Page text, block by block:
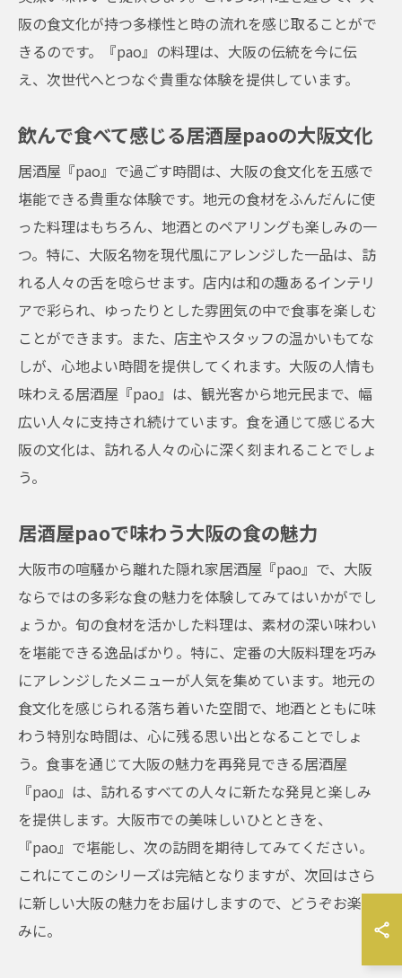
阪の食文化が持つ多様性と時の流れを感じ取ることがで
きるのです。『pao』の料理は、大阪の伝統を今に伝
え、次世代へとつなぐ貴重な体験を提供しています。
飲んで食べて感じる居酒屋paoの大阪文化
居酒屋『pao』で過ごす時間は、大阪の食文化を五感で
堪能できる貴重な体験です。地元の食材をふんだんに使
った料理はもちろん、地酒とのペアリングも楽しみの一
つ。特に、大阪名物を現代風にアレンジした一品は、訪
れる人々の舌を唸らせます。店内は和の趣あるインテリ
アで彩られ、ゆったりとした雰囲気の中で食事を楽しむ
ことができます。また、店主やスタッフの温かいもてな
しが、心地よい時間を提供してくれます。大阪の人情も
味わえる居酒屋『pao』は、観光客から地元民まで、幅
広い人々に支持され続けています。食を通じて感じる大
阪の文化は、訪れる人々の心に深く刻まれることでしょ
う。
居酒屋paoで味わう大阪の食の魅力
大阪市の喧騒から離れた隠れ家居酒屋『pao』で、大阪
ならではの多彩な食の魅力を体験してみてはいかがでし
ょうか。旬の食材を活かした料理は、素材の深い味わい
を堪能できる逸品ばかり。特に、定番の大阪料理を巧み
にアレンジしたメニューが人気を集めています。地元の
食文化を感じられる落ち着いた空間で、地酒とともに味
わう特別な時間は、心に残る思い出となることでしょ
う。食事を通じて大阪の魅力を再発見できる居酒屋
『pao』は、訪れるすべての人々に新たな発見と楽しみ
を提供します。大阪市での美味しいひとときを、
『pao』で堪能し、次の訪問を期待してみてください。
これにてこのシリーズは完結となりますが、次回はさら
に新しい大阪の魅力をお届けしますので、どうぞお楽し
みに。